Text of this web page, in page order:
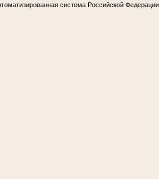
система Российской